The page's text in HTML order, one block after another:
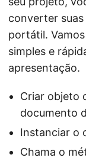
converter
portátil.
simples e
apresentação.
Criar objeto
documento
Instanciar o
Chama o